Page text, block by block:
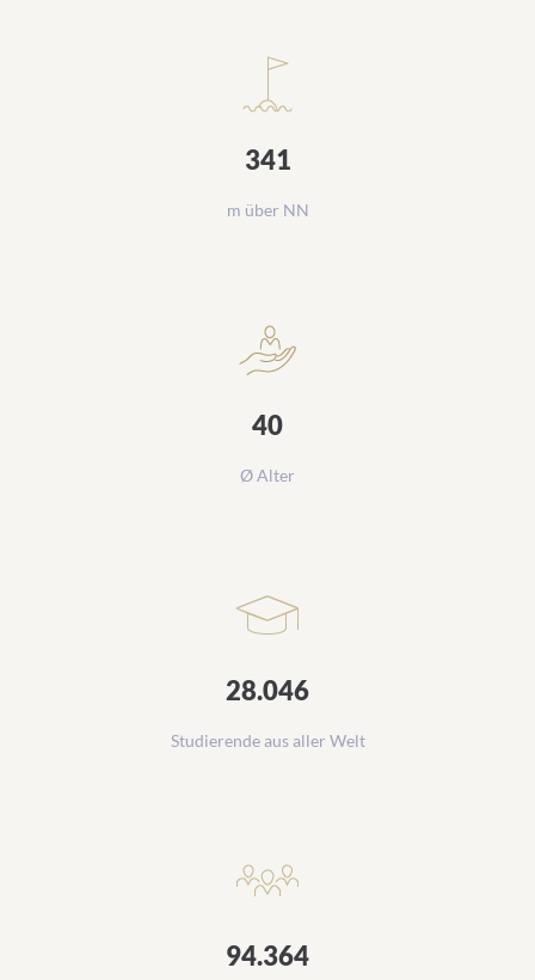
341
m über NN
40
Ø Alter
28.046
Studierende aus aller Welt
94.364